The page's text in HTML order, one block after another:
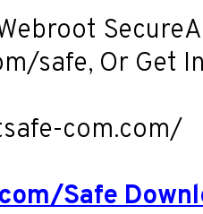
safe, Or Get
com.com/
Safe